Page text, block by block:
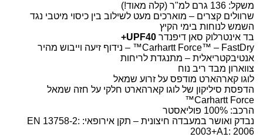
משקל: 136 גרם למ"ר (קלה מאוד!)
שרוולים קצרים – מוארכים מעט לשילוב בין כיסוי מיטבי נגד
השמש לנוחות בימי הקיץ
בד אינטרלוק סאן דיפנדר UPF40+
Carhartt Force™ – FastDry™ – נידוף זיעה וייבוש מהיר
אנטיבקטריאלית – מתנגדת לריחות
צווארון מבד ריב נוח
לוגו קארהארט מודפס על זרוע שמאל
הדפסת סיליקון של לוגו קארהארט חלקי על חזה שמאל
Carhartt Force™
הרכב: 100% פוליאסטר
נבדק ואושר במעבדה חיצונית – תקן אירופאי: EN 13758-2:
2003+A1: 2006